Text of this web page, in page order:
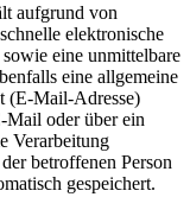
aufgrund von
elektronische
eine unmittelbare
eine allgemeine
(E-Mail-Adresse)
Mail oder über ein
Verarbeitung
betroffenen Person
gespeichert.